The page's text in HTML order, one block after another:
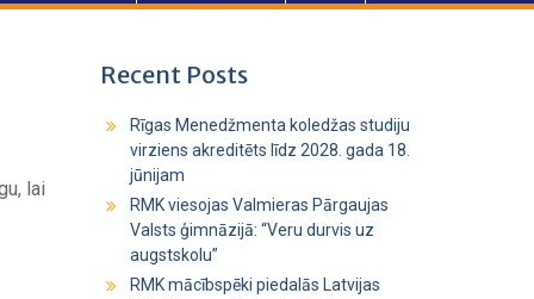
lai
Recent Posts
Rīgas Menedžmenta koledžas studiju
virziens akreditēts līdz 2028. gada 18.
jūnijam
RMK viesojas Valmieras Pārgaujas
Valsts ģimnāzijā: “Veru durvis uz
augstskolu”
RMK mācībspēki piedalās Latvijas